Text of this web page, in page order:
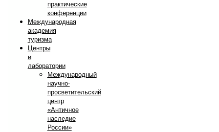
практические
конференции
Международная
академия
туризма
Центры
и
лаборатории
Международный
научно-
просветительский
центр
«Античное
наследие
России»